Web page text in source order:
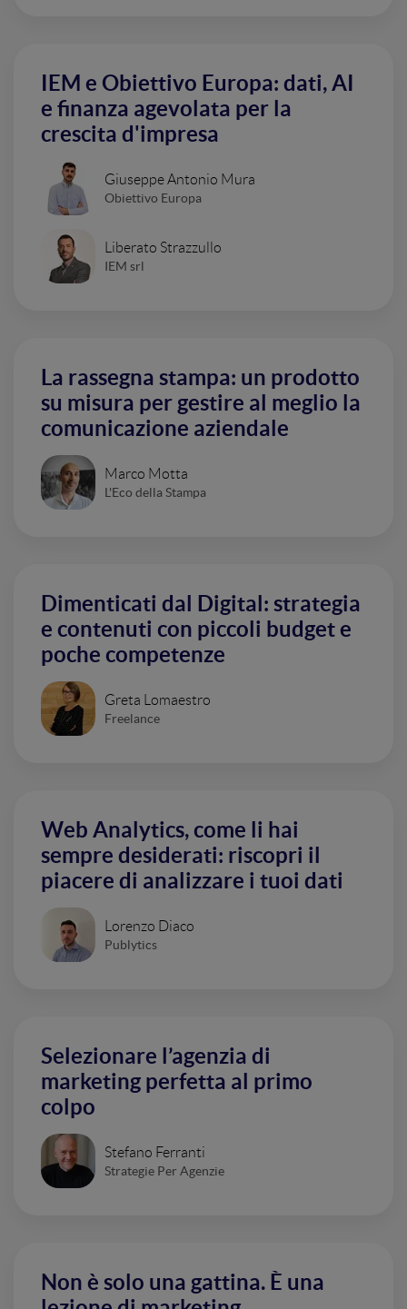
IEM e Obiettivo Europa: dati, AI
e finanza agevolata per la
crescita d'impresa
Giuseppe Antonio Mura
Obiettivo Europa
Liberato Strazzullo
IEM srl
La rassegna stampa: un prodotto
su misura per gestire al meglio la
comunicazione aziendale
Marco Motta
L'Eco della Stampa
Dimenticati dal Digital: strategia
e contenuti con piccoli budget e
poche competenze
Greta Lomaestro
Freelance
Web Analytics, come li hai
sempre desiderati: riscopri il
piacere di analizzare i tuoi dati
Lorenzo Diaco
Publytics
Selezionare l’agenzia di
marketing perfetta al primo
colpo
Stefano Ferranti
Strategie Per Agenzie
Non è solo una gattina. È una